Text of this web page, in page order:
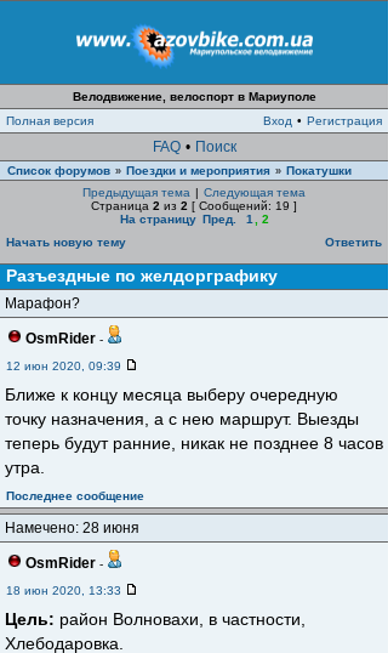
Велодвижение, велоспорт в Мариуполе
Полная версия
Вход • Регистрация
FAQ • Поиск
Список форумов » Поездки и мероприятия » Покатушки
Предыдущая тема | Следующая тема
Страница 2 из 2 [ Сообщений: 19 ]
На страницу Пред. 1
2
Начать новую тему
Ответить
Разъездные по желдорграфику
Марафон?
OsmRider -
12 июн 2020, 09:39
Ближе к концу месяца выберу очередную
точку назначения, а с нею маршрут. Выезды
теперь будут ранние, никак не позднее 8 часов
утра.
Последнее сообщение
Намечено: 28 июня
OsmRider -
18 июн 2020, 13:33
Цель: район Волновахи, в частности,
Хлебодаровка.